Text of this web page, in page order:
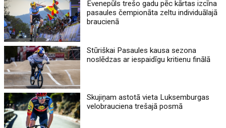
Evenepūls trešo gadu pēc kārtas izcīna
pasaules čempionāta zeltu individuālajā
braucienā
Stūriškai Pasaules kausa sezona
noslēdzas ar iespaidīgu kritienu finālā
Skujiņam astotā vieta Luksemburgas
velobrauciena trešajā posmā